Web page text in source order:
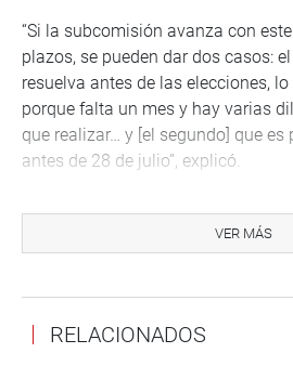
“Si la subcomisión avanza con
plazos, se pueden dar dos casos:
resuelva antes de las elecciones,
porque falta un mes y hay varias
que realizar… y [el segundo] que es
antes de 28 de julio”, explicó.
situación de las fiscales Sandra
separadas del caso «Los Cuellos
«El Congreso tiene la prerrogativa
VER MÁS
RELACIONADOS